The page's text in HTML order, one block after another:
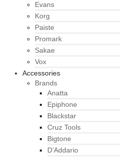
Evans
Korg
Paiste
Promark
Sakae
Vox
Accessories
Brands
Anatta
Epiphone
Blackstar
Cruz Tools
Bigtone
D’Addario